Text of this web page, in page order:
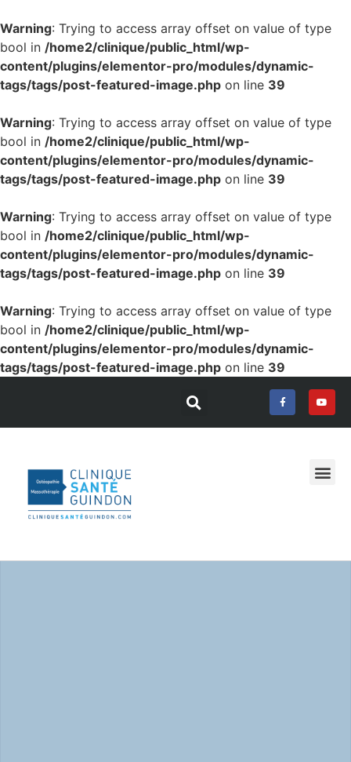
Warning: Trying to access array offset on value of type
bool in /home2/clinique/public_html/wp-
content/plugins/elementor-pro/modules/dynamic-
tags/tags/post-featured-image.php on line 39
Warning: Trying to access array offset on value of type
bool in /home2/clinique/public_html/wp-
content/plugins/elementor-pro/modules/dynamic-
tags/tags/post-featured-image.php on line 39
Warning: Trying to access array offset on value of type
bool in /home2/clinique/public_html/wp-
content/plugins/elementor-pro/modules/dynamic-
tags/tags/post-featured-image.php on line 39
Warning: Trying to access array offset on value of type
bool in /home2/clinique/public_html/wp-
content/plugins/elementor-pro/modules/dynamic-
tags/tags/post-featured-image.php on line 39